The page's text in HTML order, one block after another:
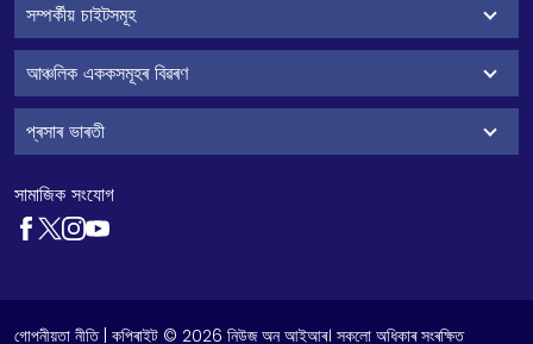
সম্পৰ্কীয় চাইটসমূহ
আঞ্চলিক এককসমূহৰ বিৱৰণ
প্ৰসাৰ ভাৰতী
সামাজিক সংযোগ
গোপনীয়তা নীতি| কপিৰাইট © 2026 নিউজ অন আইআৰ। সকলো অধিকাৰ সংৰক্ষিত